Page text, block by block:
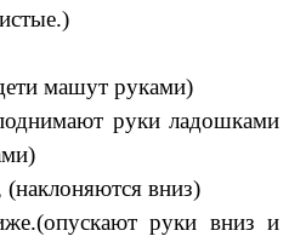
машут руками)
руки ладошками
вниз)
руки вниз и